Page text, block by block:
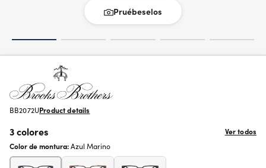
Pruébeselos
BB2072UProduct details
3 colores
Ver todos
Color de montura:Azul Marino